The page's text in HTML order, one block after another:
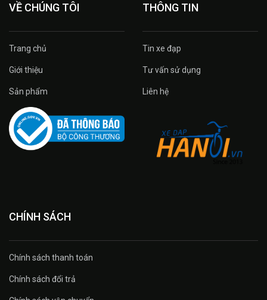
VỀ CHÚNG TÔI
Trang chủ
Giới thiệu
Sản phẩm
THÔNG TIN
Tin xe đạp
Tư vấn sử dụng
Liên hệ
CHÍNH SÁCH
Chính sách thanh toán
Chính sách đổi trả